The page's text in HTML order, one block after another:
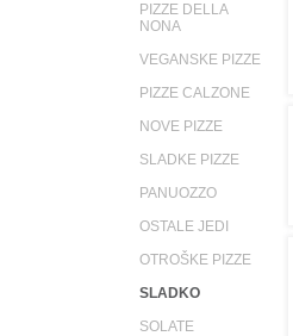
PIZZE DELLA
NONA
VEGANSKE PIZZE
PIZZE CALZONE
NOVE PIZZE
SLADKE PIZZE
PANUOZZO
OSTALE JEDI
OTROŠKE PIZZE
SLADKO
SOLATE